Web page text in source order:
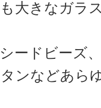
大きなガラ
ードビーズ
ンなどあら